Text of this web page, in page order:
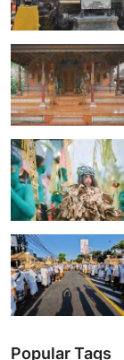
Popular Tags